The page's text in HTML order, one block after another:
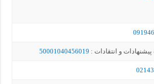
و انتقادات : 50001040456019